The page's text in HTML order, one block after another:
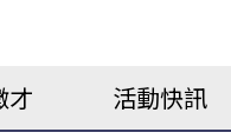
才 活動快訊